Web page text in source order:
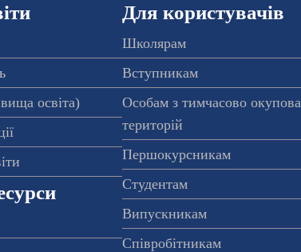
освіта)
Для користувачів
Школярам
Вступникам
Особам з тимчасово
територій
Першокурсникам
Студентам
Випускникам
Співробітникам